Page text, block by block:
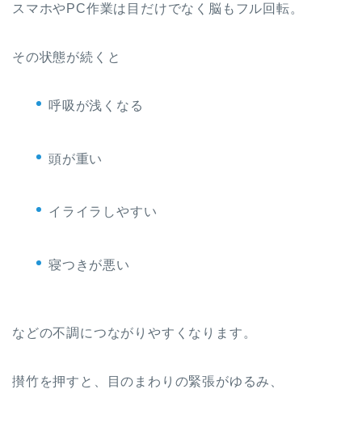
スマホやPC作業は目だけでなく脳もフル回転。
その状態が続くと
呼吸が浅くなる
頭が重い
イライラしやすい
寝つきが悪い
などの不調につながりやすくなります。
攅竹を押すと、目のまわりの緊張がゆるみ、